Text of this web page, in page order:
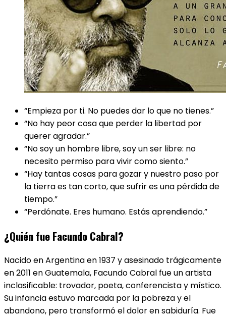
“Empieza por ti. No puedes dar lo que no tienes.”
“No hay peor cosa que perder la libertad por
querer agradar.”
“No soy un hombre libre, soy un ser libre: no
necesito permiso para vivir como siento.”
“Hay tantas cosas para gozar y nuestro paso por
la tierra es tan corto, que sufrir es una pérdida de
tiempo.”
“Perdónate. Eres humano. Estás aprendiendo.”
¿Quién fue Facundo Cabral?
Nacido en Argentina en 1937 y asesinado trágicamente
en 2011 en Guatemala, Facundo Cabral fue un artista
inclasificable: trovador, poeta, conferencista y místico.
Su infancia estuvo marcada por la pobreza y el
abandono, pero transformó el dolor en sabiduría. Fue